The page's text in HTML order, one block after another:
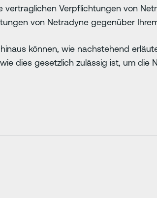
vertraglichen Verpflichtungen von
von Netradyne gegenüber
können, wie nachstehend
dies gesetzlich zulässig ist, um die